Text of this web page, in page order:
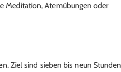
Meditation, Atemübungen oder
Ziel sind sieben bis neun Stunden